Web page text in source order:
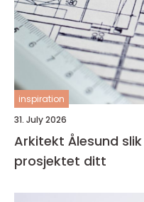
inspiration
31. July 2026
Arkitekt Ålesund slik får du mest ut av
prosjektet ditt